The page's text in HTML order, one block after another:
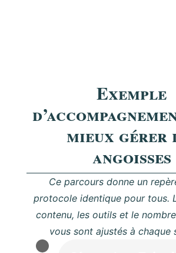
Exemple
mieux gérer
angoisses
Ce parcours donne un
protocole identique pour tous.
contenu, les outils et le
vous sont ajustés à chaque